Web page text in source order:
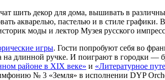
шить декор для дома, вышивать в
акварелью, пастелью и в стиле
моды и лектор Музея русского
игры. Гости попробуют себя во
длинной ручке. И поиграют в городки —
районе в XIX веке» и «Литературное
№ 3 «Земля» в исполнении DYP